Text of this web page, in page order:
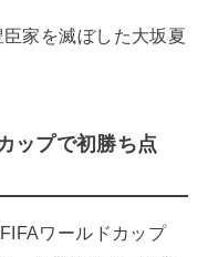
家を滅ぼした大坂夏
ップで初勝ち点
ワールドカップ